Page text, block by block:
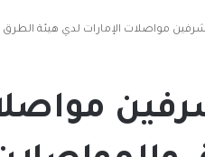
مواصلات الإمارات لدي هيئة الطرق